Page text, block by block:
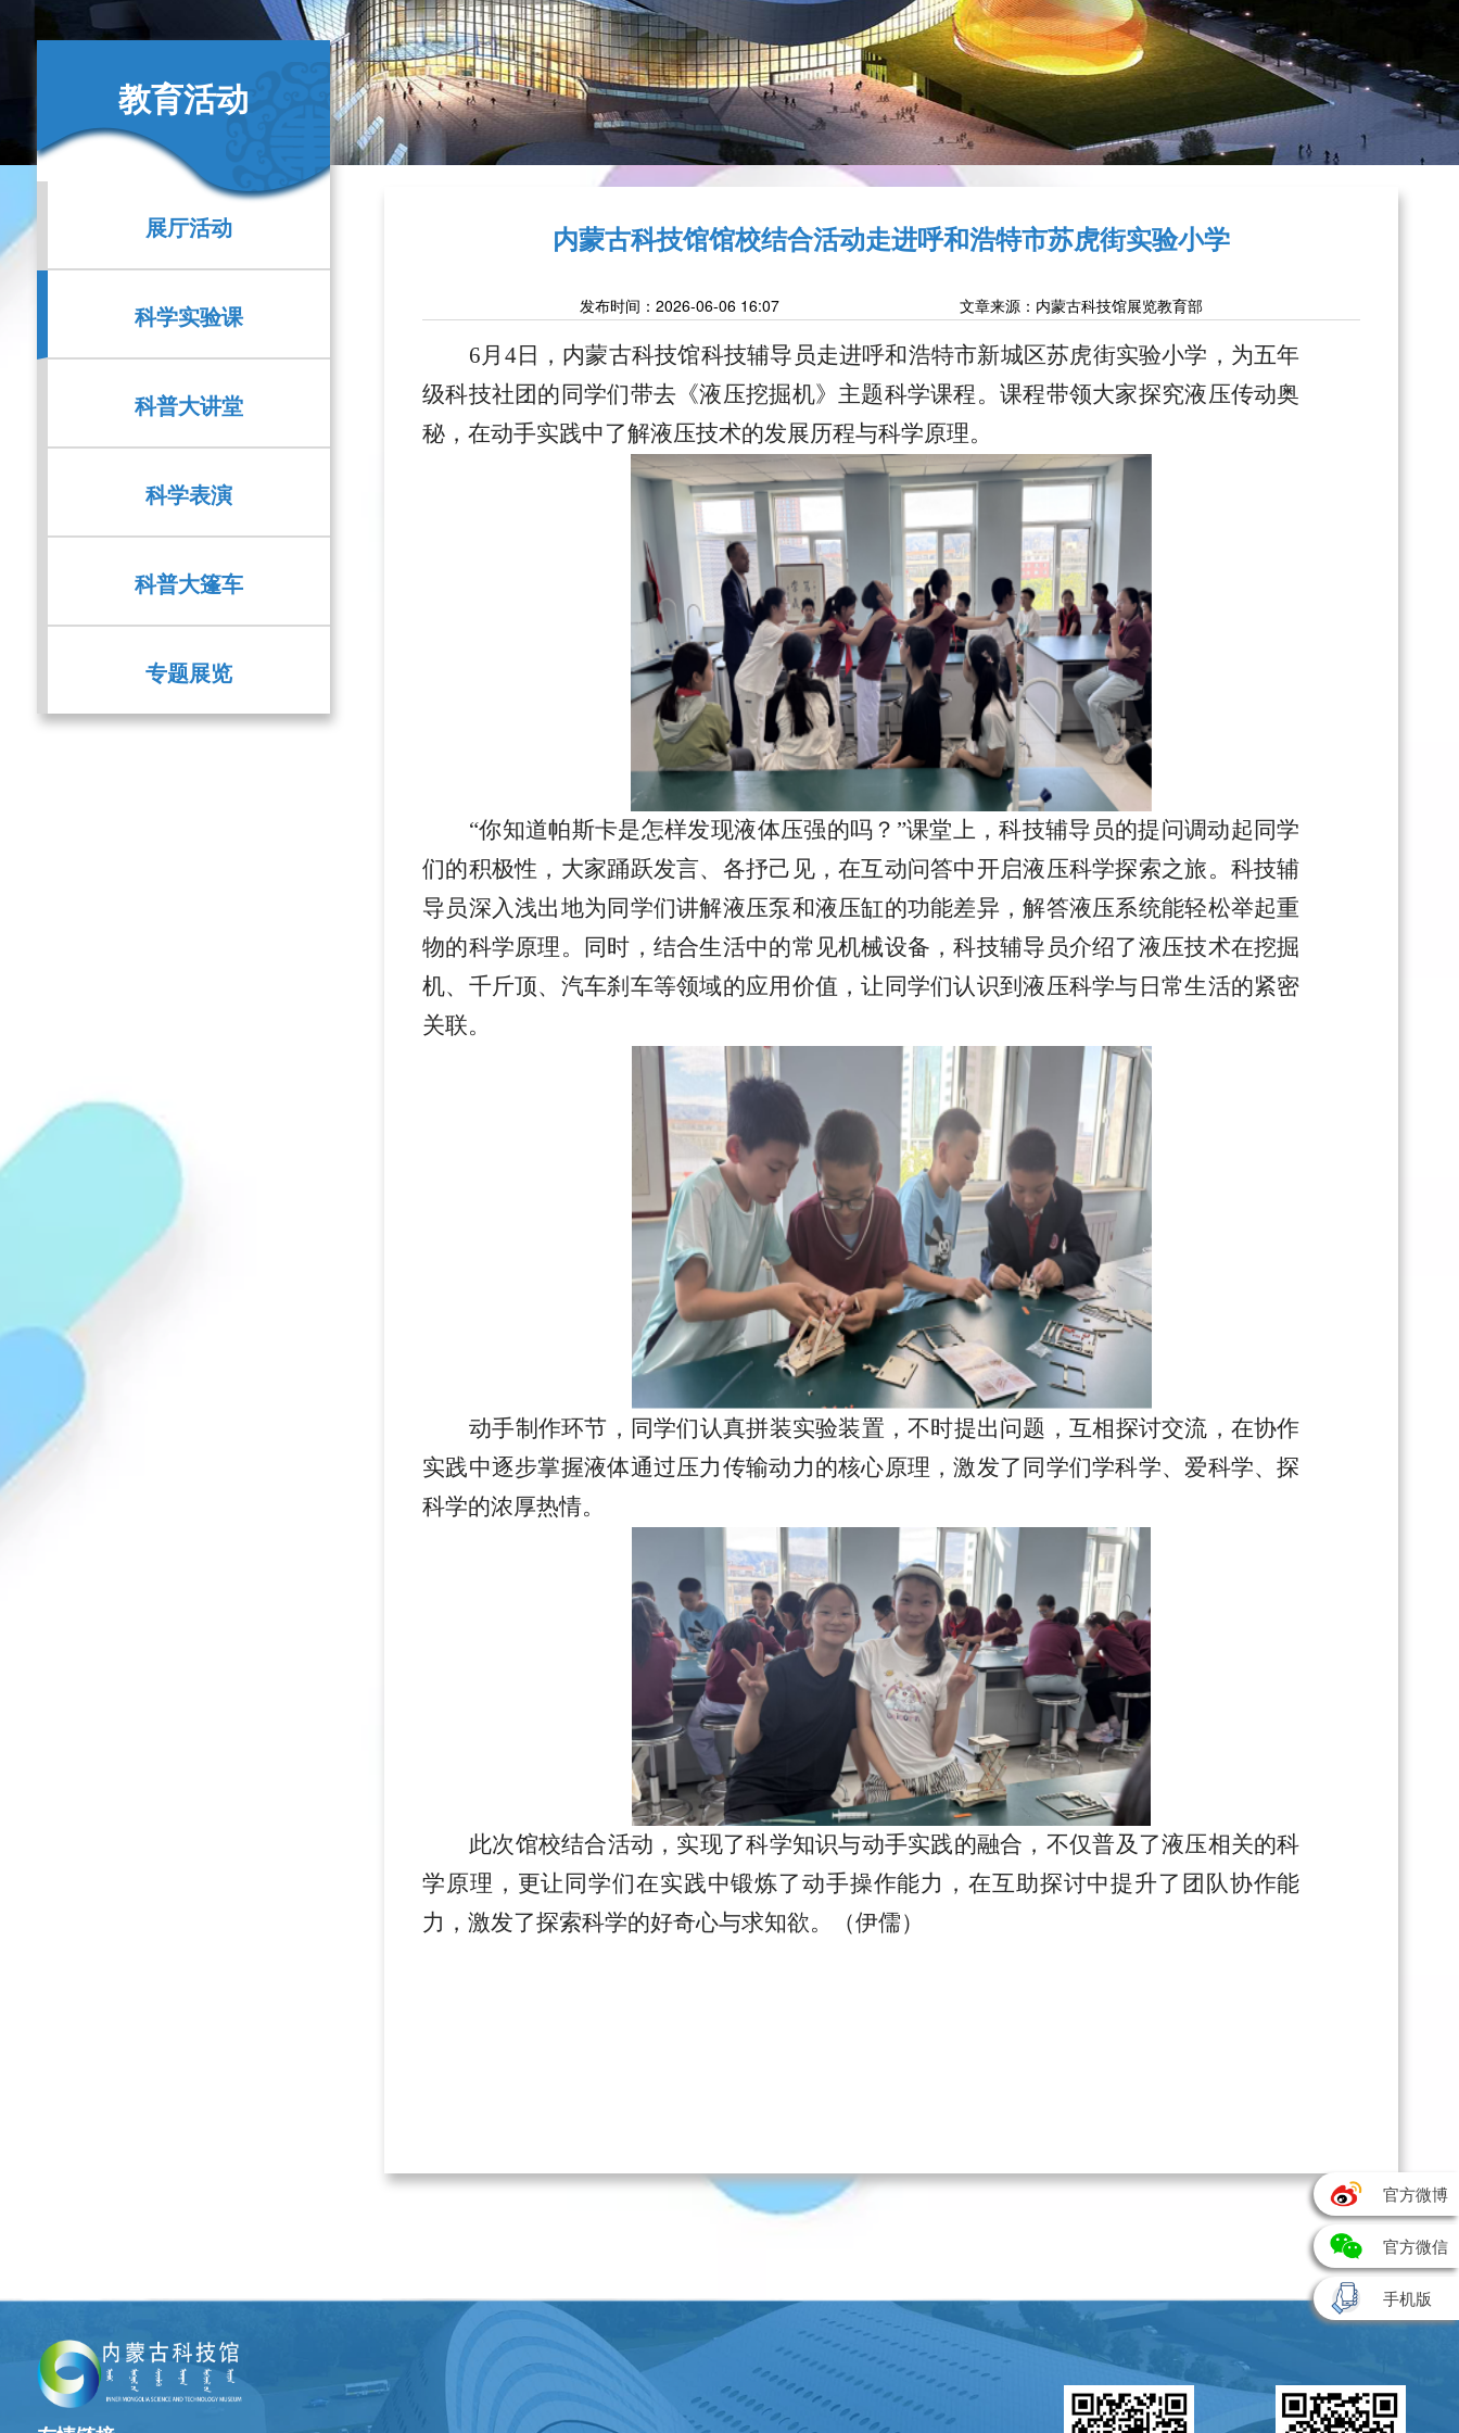
官方微博
官方微信
手机版
教育活动
展厅活动
科学实验课
科普大讲堂
科学表演
科普大篷车
专题展览
内蒙古科技馆馆校结合活动走进呼和浩特市苏虎街实验小学
发布时间：2026-06-06 16:07 文章来源：内蒙古科技馆展览教育部
6月4日，内蒙古科技馆科技辅导员走进呼和浩特市新城区苏虎街实验小学，为五年
级科技社团的同学们带去《液压挖掘机》主题科学课程。课程带领大家探究液压传动奥
秘，在动手实践中了解液压技术的发展历程与科学原理。
“你知道帕斯卡是怎样发现液体压强的吗？”课堂上，科技辅导员的提问调动起同学
们的积极性，大家踊跃发言、各抒己见，在互动问答中开启液压科学探索之旅。科技辅
导员深入浅出地为同学们讲解液压泵和液压缸的功能差异，解答液压系统能轻松举起重
物的科学原理。同时，结合生活中的常见机械设备，科技辅导员介绍了液压技术在挖掘
机、千斤顶、汽车刹车等领域的应用价值，让同学们认识到液压科学与日常生活的紧密
关联。
动手制作环节，同学们认真拼装实验装置，不时提出问题，互相探讨交流，在协作
实践中逐步掌握液体通过压力传输动力的核心原理，激发了同学们学科学、爱科学、探
科学的浓厚热情。
此次馆校结合活动，实现了科学知识与动手实践的融合，不仅普及了液压相关的科
学原理，更让同学们在实践中锻炼了动手操作能力，在互助探讨中提升了团队协作能
力，激发了探索科学的好奇心与求知欲。（伊儒）